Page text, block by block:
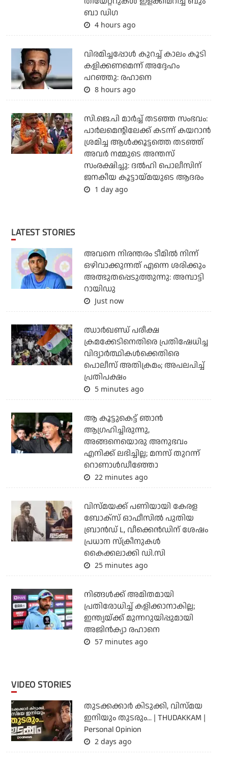
ബാ ഡിഗ
4 hours ago
വിരമിച്ചപ്പോള്‍ കുറച്ച് കാലം കൂടി
കളിക്കണമെന്ന് അദ്ദേഹം
പറഞ്ഞു: രഹാനെ
8 hours ago
സി.ജെ.പി മാര്‍ച്ച് തടഞ്ഞ സംഭവം:
പാര്‍ലമെന്റിലേക്ക് കടന്ന് കയറാന്‍
ശ്രമിച്ച ആള്‍ക്കൂട്ടത്തെ തടഞ്ഞ്
അവര്‍ നമ്മുടെ അന്തസ്
സംരക്ഷിച്ചു: ദല്‍ഹി പൊലീസിന്
ജനകീയ കൂട്ടായ്മയുടെ ആദരം
1 day ago
LATEST STORIES
അവനെ നിരന്തരം ടീമില്‍ നിന്ന്
ഒഴിവാക്കുന്നത് എന്നെ ശരിക്കും
അത്ഭുതപ്പെടുത്തുന്നു: അമ്പാട്ടി
റായിഡു
Just now
ഝാര്‍ഖണ്ഡ് പരീക്ഷ
ക്രമക്കേടിനെതിരെ പ്രതിഷേധിച്ച
വിദ്യാര്‍ത്ഥികള്‍ക്കെതിരെ
പൊലീസ് അതിക്രമം; അപലപിച്ച്
പ്രതിപക്ഷം
5 minutes ago
ആ കൂട്ടുകെട്ട് ഞാന്‍
ആഗ്രഹിച്ചിരുന്നു,
അങ്ങനെയൊരു അനുഭവം
എനിക്ക് ലഭിച്ചില്ല; മനസ് തുറന്ന്
റൊണാള്‍ഡീഞ്ഞോ
22 minutes ago
വിസ്മയക്ക് പണിയായി കേരള
ബോക്‌സ് ഓഫീസില്‍ പുതിയ
ബ്രാന്‍ഡ് L, വീക്കെന്‍ഡിന് ശേഷം
പ്രധാന സ്‌ക്രീനുകള്‍
കൈക്കലാക്കി ഡി.സി
25 minutes ago
നിങ്ങള്‍ക്ക് അമിതമായി
പ്രതിരോധിച്ച് കളിക്കാനാകില്ല;
ഇന്ത്യയ്ക്ക് മുന്നറുയിപ്പുമായി
അജിന്‍ക്യാ രഹാനെ
57 minutes ago
VIDEO STORIES
തുടക്കക്കാര്‍ കിടുക്കി, വിസ്മയ
ഇനിയും തുടരും... | THUDAKKAM |
Personal Opinion
2 days ago